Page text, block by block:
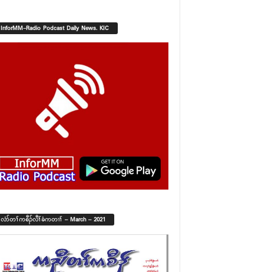
InforMM-Radio Podcast Daily News. KIC
လံာ်တၢ်ကစီၣ်လီၢ်ခံကတၢၢ် – March – 2021